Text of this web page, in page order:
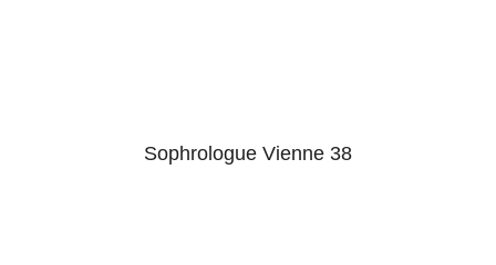
Sophrologue Vienne 38